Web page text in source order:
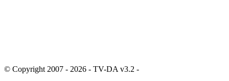
© Copyright 2007 - 2026 - TV-DA v3.2 -